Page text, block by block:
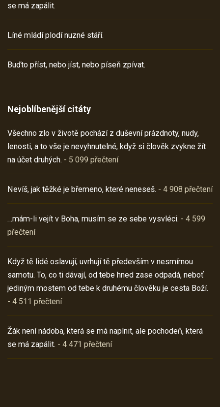
se má zapálit.
Líné mládí plodí nuzné stáří.
Buďto příst, nebo jíst, nebo píseň zpívat.
Nejoblíbenější citáty
Všechno zlo v životě pochází z duševní prázdnoty, nudy,
lenosti, a to vše je nevyhnutelné, když si člověk zvykne žít
na účet druhých. - 5 099 přečtení
Nevíš, jak těžké je břemeno, které neneseš. - 4 908 přečtení
…mám-li vejít v Boha, musím se ze sebe vysvléci. - 4 599
přečtení
Když tě lidé oslavují, uvrhují tě především v nesmírnou
samotu. To, co ti dávají, od tebe hned zase odpadá, neboť
jediným mostem od tebe k druhému člověku je cesta Boží.
- 4 511 přečtení
Žák není nádoba, která se má naplnit, ale pochodeň, která
se má zapálit. - 4 471 přečtení